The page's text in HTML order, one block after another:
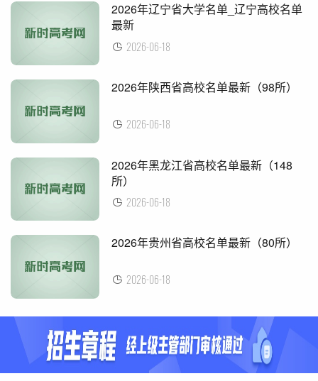
​2026年辽宁省大学名单_辽宁高校名单
最新
2026-06-18
​2026年陕西省高校名单最新（98所）
2026-06-18
​2026年黑龙江省高校名单最新（148
所）
2026-06-18
​2026年贵州省高校名单最新（80所）
2026-06-18